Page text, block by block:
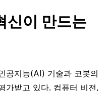
신이 만드는
공지능(AI) 기술과 코봇의
가받고 있다. 컴퓨터 비전,